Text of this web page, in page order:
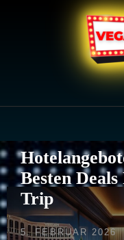
Besten
Trip
POSTED
5. FEBRUAR 2026